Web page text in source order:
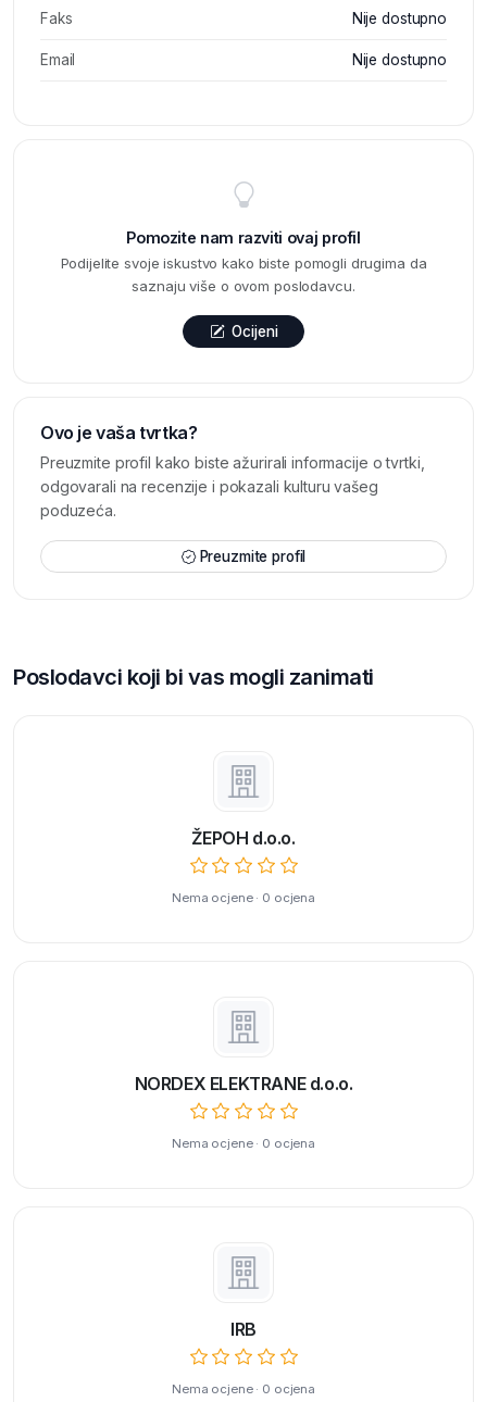
Faks Nije dostupno
Email Nije dostupno
Pomozite nam razviti ovaj profil
Podijelite svoje iskustvo kako biste pomogli drugima da
saznaju više o ovom poslodavcu.
Ocijeni
Ovo je vaša tvrtka?
Preuzmite profil kako biste ažurirali informacije o tvrtki,
odgovarali na recenzije i pokazali kulturu vašeg
poduzeća.
Preuzmite profil
Poslodavci koji bi vas mogli zanimati
ŽEPOH d.o.o.
Nema ocjene · 0 ocjena
NORDEX ELEKTRANE d.o.o.
Nema ocjene · 0 ocjena
IRB
Nema ocjene · 0 ocjena